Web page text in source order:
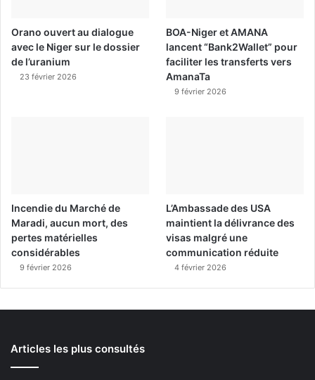
Orano ouvert au dialogue
avec le Niger sur le dossier
de l’uranium
23 février 2026
BOA-Niger et AMANA
lancent “Bank2Wallet” pour
faciliter les transferts vers
AmanaTa
9 février 2026
Incendie du Marché de
Maradi, aucun mort, des
pertes matérielles
considérables
9 février 2026
L’Ambassade des USA
maintient la délivrance des
visas malgré une
communication réduite
4 février 2026
Articles les plus consultés